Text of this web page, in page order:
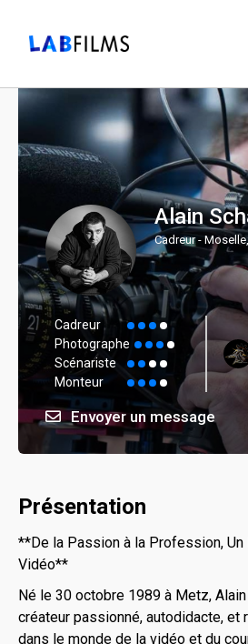
Alain
Cadreur -
Cadreur
Photographe
Scénariste
Monteur
Envoyer un message
Présentation
**De la Passion à la Profession, Un
Vidéo**
Né le 30 octobre 1989 à Metz,
créateur passionné, autodidacte, et
dans le monde de la vidéo et du